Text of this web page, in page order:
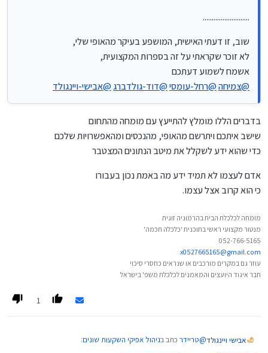
..........................
שוב, זו דעתי האישית, המושפע בעיקר מהאופי שלי,
לא זוכר שקראתי על זה בספרות המקצועית,
אשמח לשמוע דעתכם
@צמיחה@רחל-עומסי@דוד-גולדברג@אבישי-ויינגולד
בדברים הללו מומלץ להתייעץ עם מומחה מהתחום
שישב איתכם ויתרשם מהאופי, מהנכסים ומהאפשרויות שלכם
כדי שהוא ידע לשקלל את מיטב הנתונים המצטבר
אדם לעצמו לא תמיד ידע מה באמת נכון בעבורו
כי הוא קרוב אצל עצמו.
מומחה לכלכלת הבית בהרמוניה זוגית
מנטור מקצועי ראשי בתוכנית 'כלכלה חכמה'
052-766-5165
x0527665165@gmail.com
עוזר גם במקרים מורכבים או שנראים כחסרי סיכוי
חבר איגוד היועצים והמאמנים לכלכלת משפ' בישראל
1
אבישי ויינגולד@טריידר כתב בניהול אפיקי השקעות שונים: